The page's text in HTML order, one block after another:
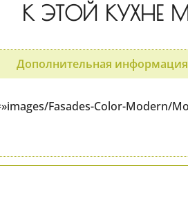
К ЭТОЙ КУХНЕ
Дополнительная информация
Fasades-Color-Modern/